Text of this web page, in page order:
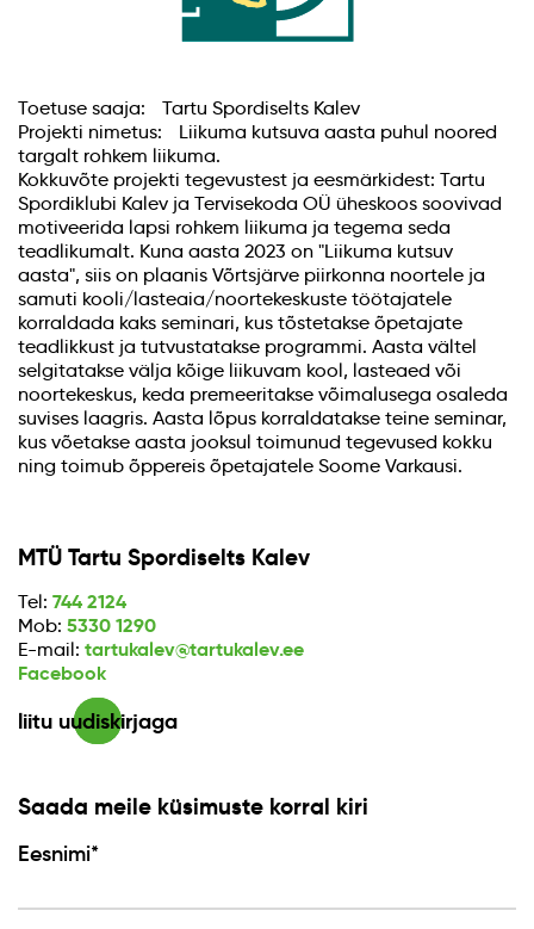
Toetuse saaja: Tartu Spordiselts Kalev
Projekti nimetus: Liikuma kutsuva aasta puhul noored
targalt rohkem liikuma.
Kokkuvõte projekti tegevustest ja eesmärkidest: Tartu
Spordiklubi Kalev ja Tervisekoda OÜ üheskoos soovivad
motiveerida lapsi rohkem liikuma ja tegema seda
teadlikumalt. Kuna aasta 2023 on "Liikuma kutsuv
aasta", siis on plaanis Võrtsjärve piirkonna noortele ja
samuti kooli/lasteaia/noortekeskuste töötajatele
korraldada kaks seminari, kus tõstetakse õpetajate
teadlikkust ja tutvustatakse programmi. Aasta vältel
selgitatakse välja kõige liikuvam kool, lasteaed või
noortekeskus, keda premeeritakse võimalusega osaleda
suvises laagris. Aasta lõpus korraldatakse teine seminar,
kus võetakse aasta jooksul toimunud tegevused kokku
ning toimub õppereis õpetajatele Soome Varkausi.
MTÜ Tartu Spordiselts Kalev
Tel: 744 2124
Mob: 5330 1290
E-mail: tartukalev@tartukalev.ee
Facebook
liitu uudiskirjaga
Saada meile küsimuste korral kiri
Eesnimi*